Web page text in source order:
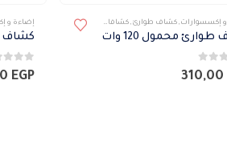
إكسسوارات , كشاف طوارئ , كشافات كشافات محموله
محمول 120 وات
310,00
إضاءة و
كشاف
0من 5
EGP